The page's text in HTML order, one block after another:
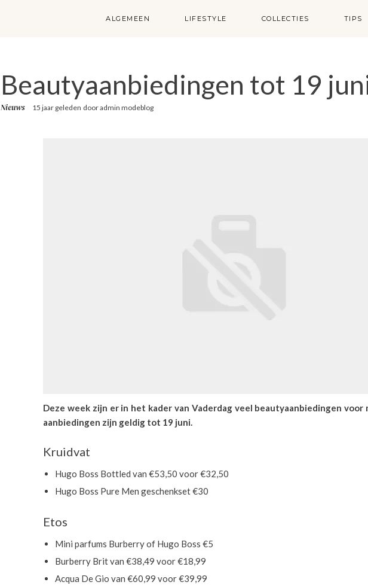
ALGEMEEN LIFESTYLE COLLECTIES TIPS
Beautyaanbiedingen tot 19
Nieuws 15 jaar geleden dooradmin modeblog
Deze week zijn er in het kader van Vaderdag veel beautyaanbiedingen voor
aanbiedingen zijn geldig tot 19 juni.
Kruidvat
Hugo Boss Bottled van €53,50 voor €32,50
Hugo Boss Pure Men geschenkset €30
Etos
Mini parfums Burberry of Hugo Boss €5
Burberry Brit van €38,49 voor €18,99
Acqua De Gio van €60,99 voor €39,99